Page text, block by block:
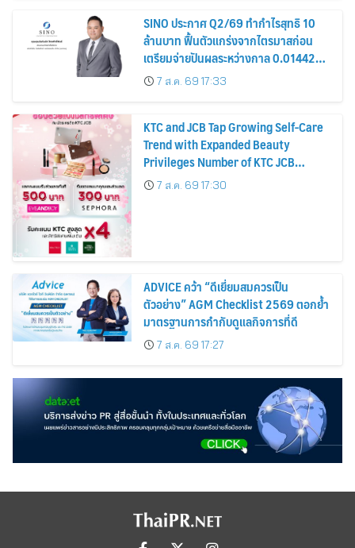
SINO ประกาศ Q2/69 ทำกำไรสุทธิ 10
ล้านบาท ฟื้นตัวแกร่งจากไตรมาสก่อน
เตรียมจ่ายปันผลระหว่างกาล 0.014423
บาทต่อหุ้น ครึ่งปีหลังมุ่งเติบโตต่อเนื่อง
7 ส.ค. 69 17:33
KTC and JCB Tap Growing Self-Care
Trend with Expanded Beauty
Privileges Number of KTC JCB
Cardmembers Spending on
Cosmetics Rises 26%
7 ส.ค. 69 17:30
ADVICE คว้า “ดีเยี่ยมสมควรเป็น
ตัวอย่าง” AGM Checklist 2569 ตอกย้ำ
มาตรฐานการกำกับดูแลกิจการที่ดี
7 ส.ค. 69 17:27